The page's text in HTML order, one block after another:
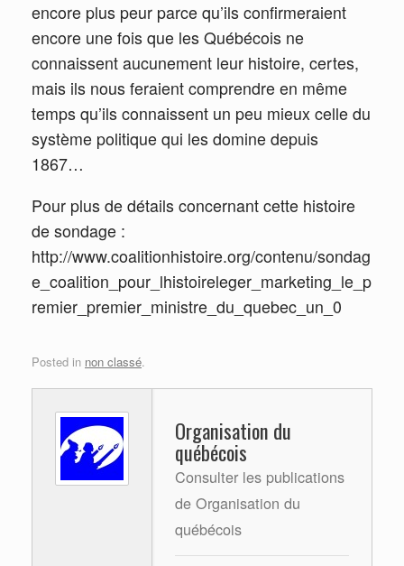
encore plus peur parce qu’ils confirmeraient
encore une fois que les Québécois ne
connaissent aucunement leur histoire, certes,
mais ils nous feraient comprendre en même
temps qu’ils connaissent un peu mieux celle du
système politique qui les domine depuis
1867…
Pour plus de détails concernant cette histoire
de sondage :
http://www.coalitionhistoire.org/contenu/sondag
e_coalition_pour_lhistoireleger_marketing_le_p
remier_premier_ministre_du_quebec_un_0
Posted in non classé.
Organisation du
québécois
Consulter les publications
de Organisation du
québécois